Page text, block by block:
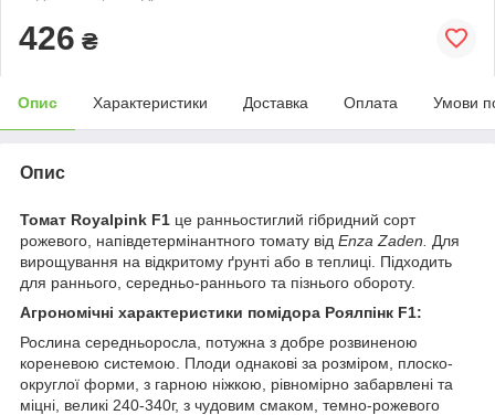
426 ₴
Опис Характеристики Доставка Оплата Умови
Опис
Томат Royalpink F1 це ранньостиглий гібридний сорт
рожевого, напівдетермінантного томату від Enza Zaden.
Для
вирощування на відкритому ґрунті або в теплиці. Підходить
для раннього, середньо-раннього та пізнього обороту.
Агрономічні характеристики помідора Роялпінк F1:
Рослина середньоросла, потужна з добре розвиненою
кореневою системою. Плоди однакові за розміром, плоско-
округлої форми, з гарною ніжкою, рівномірно забарвлені та
міцні, великі 240-340г, з чудовим смаком, темно-рожевого